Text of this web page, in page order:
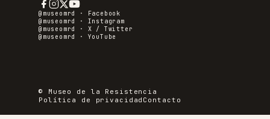
@museomrd ·
Facebook
@museomrd · Instagram
@museomrd · X / Twitter
@museomrd · YouTube
© Museo de la Resistencia
Política de privacidad Contacto